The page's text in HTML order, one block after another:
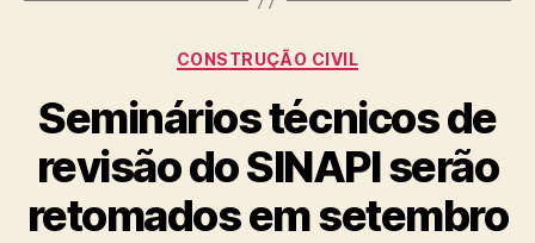
Categorias
CONSTRUÇÃO CIVIL
Seminários técnicos de
revisão do SINAPI serão
retomados em setembro